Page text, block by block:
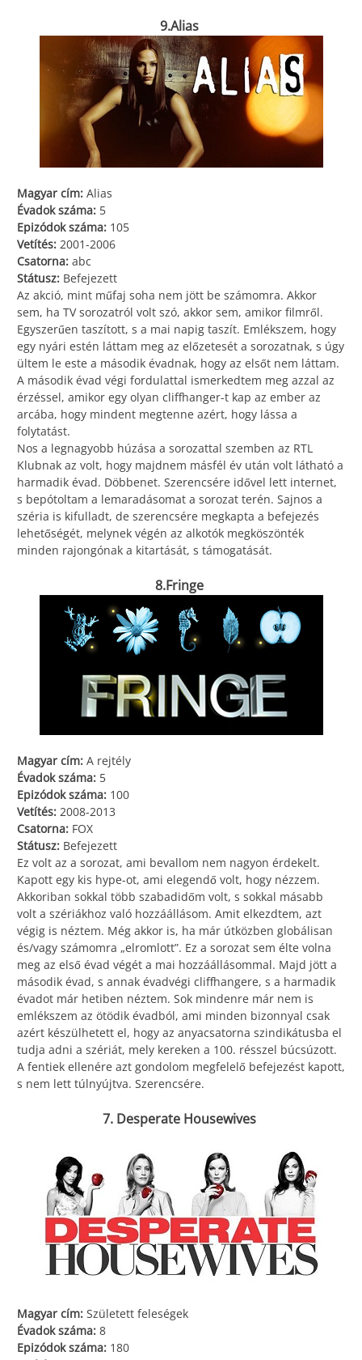
9.Alias
Magyar cím: Alias
Évadok száma: 5
Epizódok száma: 105
Vetítés: 2001-2006
Csatorna: abc
Státusz: Befejezett
Az akció, mint műfaj soha nem jött be számomra. Akkor
sem, ha TV sorozatról volt szó, akkor sem, amikor filmről.
Egyszerűen taszított, s a mai napig taszít. Emlékszem, hogy
egy nyári estén láttam meg az előzetesét a sorozatnak, s úgy
ültem le este a második évadnak, hogy az elsőt nem láttam.
A második évad végi fordulattal ismerkedtem meg azzal az
érzéssel, amikor egy olyan cliffhanger-t kap az ember az
arcába, hogy mindent megtenne azért, hogy lássa a
folytatást.
Nos a legnagyobb húzása a sorozattal szemben az RTL
Klubnak az volt, hogy majdnem másfél év után volt látható a
harmadik évad. Döbbenet. Szerencsére idővel lett internet,
s bepótoltam a lemaradásomat a sorozat terén. Sajnos a
széria is kifulladt, de szerencsére megkapta a befejezés
lehetőségét, melynek végén az alkotók megköszönték
minden rajongónak a kitartását, s támogatását.
8.Fringe
Magyar cím: A rejtély
Évadok száma: 5
Epizódok száma: 100
Vetítés: 2008-2013
Csatorna: FOX
Státusz: Befejezett
Ez volt az a sorozat, ami bevallom nem nagyon érdekelt.
Kapott egy kis hype-ot, ami elegendő volt, hogy nézzem.
Akkoriban sokkal több szabadidőm volt, s sokkal másabb
volt a szériákhoz való hozzáállásom. Amit elkezdtem, azt
végig is néztem. Még akkor is, ha már útközben globálisan
és/vagy számomra „elromlott”. Ez a sorozat sem élte volna
meg az első évad végét a mai hozzáállásommal. Majd jött a
második évad, s annak évadvégi cliffhangere, s a harmadik
évadot már hetiben néztem. Sok mindenre már nem is
emlékszem az ötödik évadból, ami minden bizonnyal csak
azért készülhetett el, hogy az anyacsatorna szindikátusba el
tudja adni a szériát, mely kereken a 100. résszel búcsúzott.
A fentiek ellenére azt gondolom megfelelő befejezést kapott,
s nem lett túlnyújtva. Szerencsére.
7. Desperate Housewives
Magyar cím: Született feleségek
Évadok száma: 8
Epizódok száma: 180